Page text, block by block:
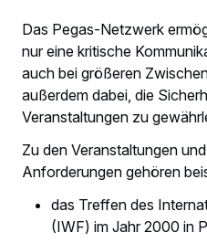
Das Pegas-Netzwerk
nur eine kritische
auch bei größeren
außerdem dabei, die
Veranstaltungen zu
Zu den Veranstaltungen
Anforderungen gehören
das Treffen des
(IWF) im Jahr 2000 in